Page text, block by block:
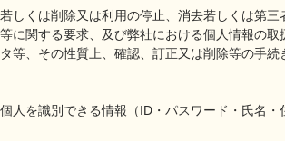
しくは削除又は利用の停止、消去若しくは第三
に関する要求、及び弊社における個人情報の取
等、その性質上、確認、訂正又は削除等の手続
人を識別できる情報（ID・パスワード・氏名・